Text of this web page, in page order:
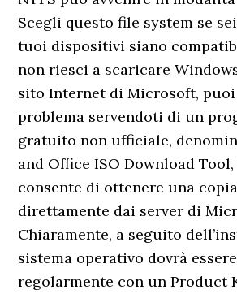
Scegli questo file system se
tuoi dispositivi siano
non riesci a scaricare
sito Internet di Microsoft,
problema servendoti di un
gratuito non ufficiale,
and Office ISO Download
consente di ottenere una
direttamente dai server di
Chiaramente, a seguito
sistema operativo dovrà
regolarmente con un Product